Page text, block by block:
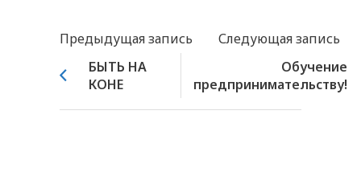
Предыдущая запись
Следующая запись
БЫТЬ НА
КОНЕ
Обучение
предпринимательству!